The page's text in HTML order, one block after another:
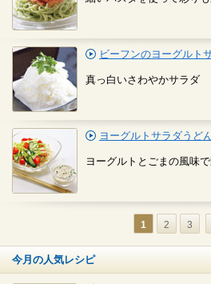
ビーフンのヨーグルト
真っ白いさわやかサラダ
ヨーグルトサラダうど
ヨーグルトとごまの風味
1 2 3
今月の人気レシピ